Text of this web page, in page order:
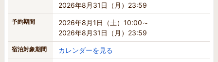
2026年8月31日（月）23:59
予約期間
2026年8月1日（土）10:00～
2026年8月31日（月）23:59
宿泊対象期間 カレンダーを見る